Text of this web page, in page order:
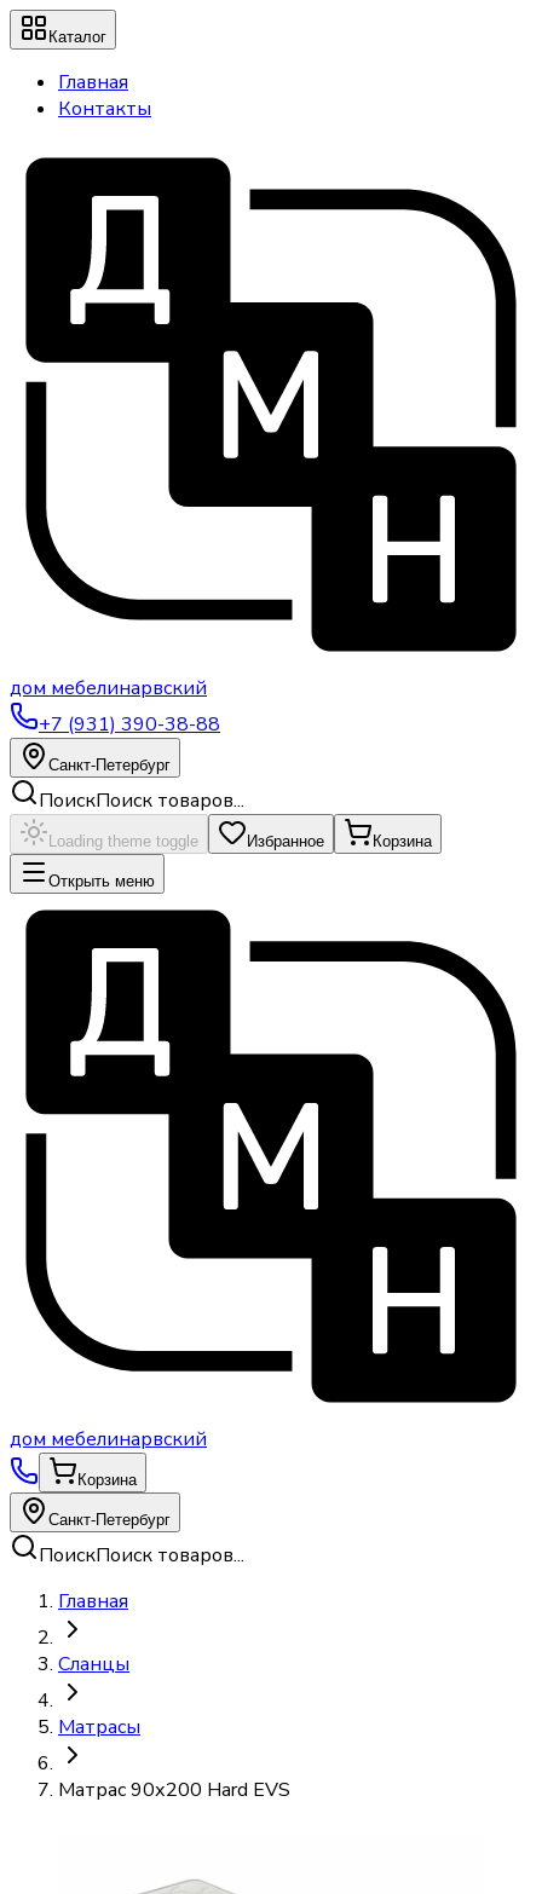
Каталог
Главная
Контакты
дом мебелинарвский
+7 (931) 390-38-88
Санкт-Петербург
ПоискПоиск товаров...
Loading theme toggle Избранное Корзина
Открыть меню
дом мебелинарвский
Корзина
Санкт-Петербург
ПоискПоиск товаров...
Главная
Сланцы
Матрасы
Матрас 90х200 Hard EVS